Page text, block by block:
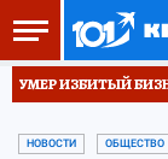
УМЕР ИЗБИТЫЙ
НОВОСТИ ОБЩЕСТВО